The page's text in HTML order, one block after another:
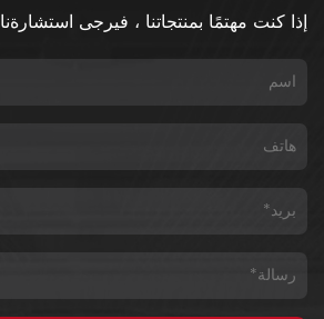
إذا كنت مهتمًا بمنتجاتنا ، فيرجى استشارةنا